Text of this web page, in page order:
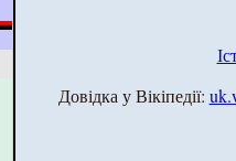
Довідка у Вікіпедії: